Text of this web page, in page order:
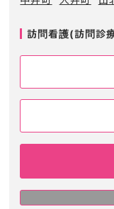
訪問看護(訪問診